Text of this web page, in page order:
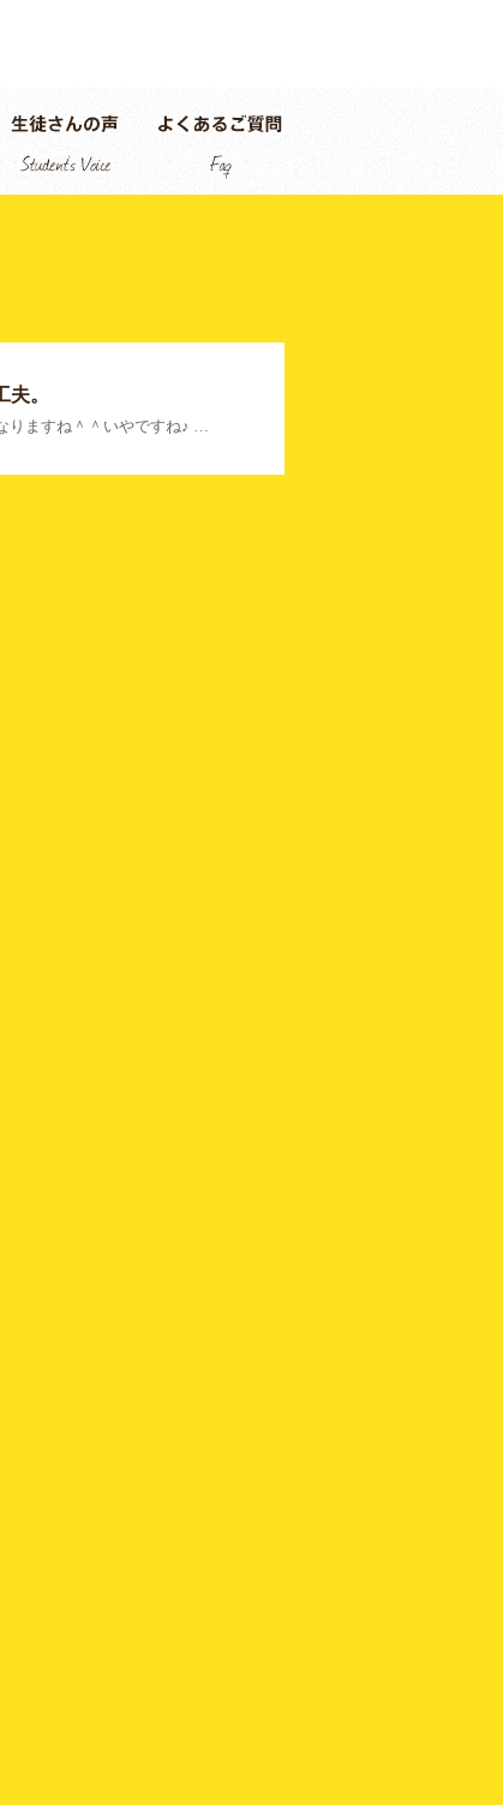
。
りますね＾＾いやですね♪ …